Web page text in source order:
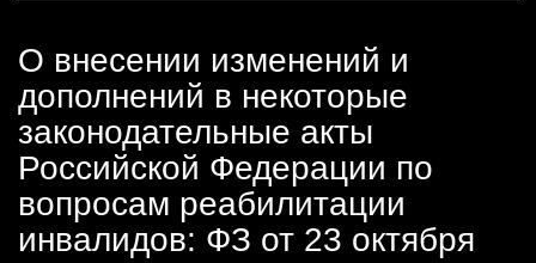
О внесении изменений и
дополнений в некоторые
законодательные акты
Российской Федерации по
вопросам реабилитации
инвалидов: ФЗ от 23 октября